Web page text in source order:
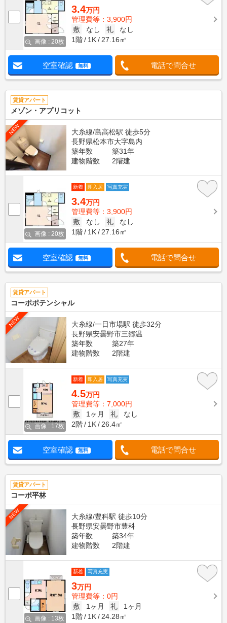
画像 : 20枚
3.4万円
管理費等：3,900円
敷
なし 礼
なし
1階
1K 27.16㎡
空室確認 無料 電話で問合せ
賃貸アパート
メゾン・アプリコット
NEW
大糸線/島高松駅 徒歩5分
長野県松本市大字島内
築年数
築31年
建物階数
2階建
画像 : 20枚
新着 即入居 写真充実
3.4万円
管理費等：3,900円
敷
なし 礼
なし
1階
1K 27.16㎡
空室確認 無料 電話で問合せ
賃貸アパート
コーポポテンシャル
NEW
大糸線/一日市場駅 徒歩32分
長野県安曇野市三郷温
築年数
築27年
建物階数
2階建
画像 : 17枚
新着 即入居 写真充実
4.5万円
管理費等：7,000円
敷
1ヶ月 礼
なし
2階
1K 26.4㎡
空室確認 無料 電話で問合せ
賃貸アパート
コーポ平林
NEW
大糸線/豊科駅 徒歩10分
長野県安曇野市豊科
築年数
築34年
建物階数
2階建
画像 : 13枚
新着 写真充実
3万円
管理費等：0円
敷
1ヶ月 礼
1ヶ月
1階
1K 24.28㎡